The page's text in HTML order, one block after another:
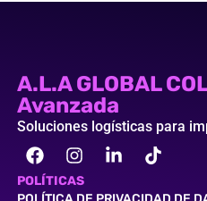
A.L.A GLOBAL
Avanzada
Soluciones logísticas para
POLÍTICAS